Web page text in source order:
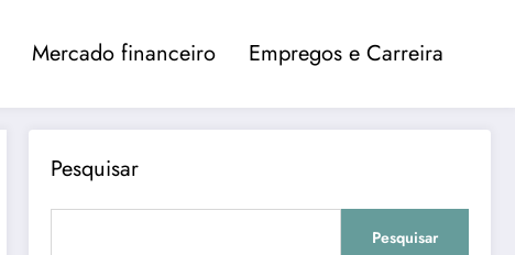
Mercado financeiro Empregos e Carreira
Pesquisar
Pesquisar